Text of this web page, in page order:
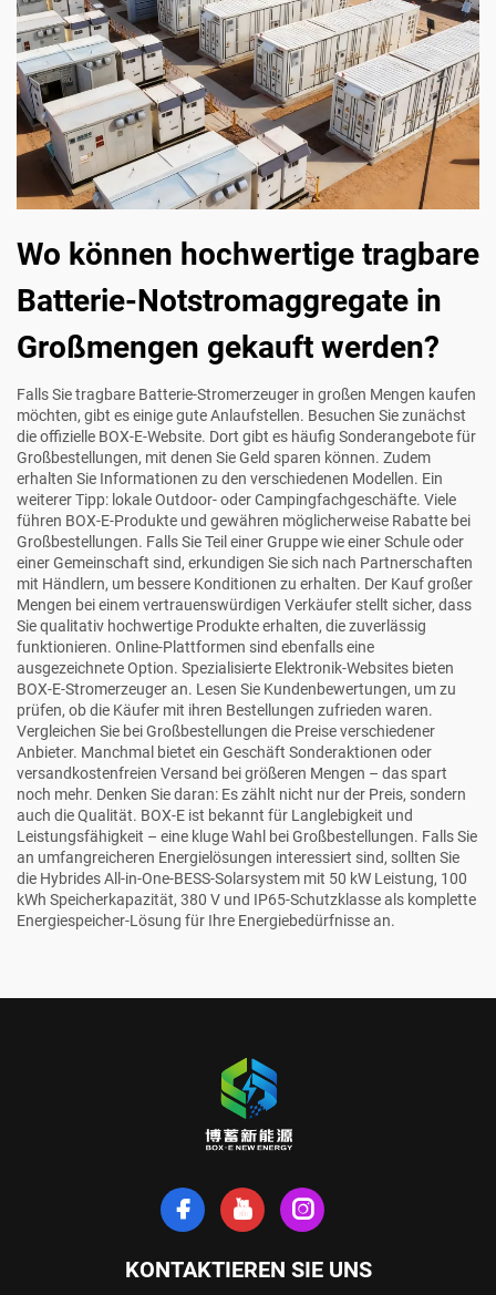
Wo können hochwertige tragbare
Batterie-Notstromaggregate in
Großmengen gekauft werden?
Falls Sie tragbare Batterie-Stromerzeuger in großen Mengen kaufen
möchten, gibt es einige gute Anlaufstellen. Besuchen Sie zunächst
die offizielle BOX-E-Website. Dort gibt es häufig Sonderangebote für
Großbestellungen, mit denen Sie Geld sparen können. Zudem
erhalten Sie Informationen zu den verschiedenen Modellen. Ein
weiterer Tipp: lokale Outdoor- oder Campingfachgeschäfte. Viele
führen BOX-E-Produkte und gewähren möglicherweise Rabatte bei
Großbestellungen. Falls Sie Teil einer Gruppe wie einer Schule oder
einer Gemeinschaft sind, erkundigen Sie sich nach Partnerschaften
mit Händlern, um bessere Konditionen zu erhalten. Der Kauf großer
Mengen bei einem vertrauenswürdigen Verkäufer stellt sicher, dass
Sie qualitativ hochwertige Produkte erhalten, die zuverlässig
funktionieren. Online-Plattformen sind ebenfalls eine
ausgezeichnete Option. Spezialisierte Elektronik-Websites bieten
BOX-E-Stromerzeuger an. Lesen Sie Kundenbewertungen, um zu
prüfen, ob die Käufer mit ihren Bestellungen zufrieden waren.
Vergleichen Sie bei Großbestellungen die Preise verschiedener
Anbieter. Manchmal bietet ein Geschäft Sonderaktionen oder
versandkostenfreien Versand bei größeren Mengen – das spart
noch mehr. Denken Sie daran: Es zählt nicht nur der Preis, sondern
auch die Qualität. BOX-E ist bekannt für Langlebigkeit und
Leistungsfähigkeit – eine kluge Wahl bei Großbestellungen. Falls Sie
an umfangreicheren Energielösungen interessiert sind, sollten Sie
die Hybrides All-in-One-BESS-Solarsystem mit 50 kW Leistung, 100
kWh Speicherkapazität, 380 V und IP65-Schutzklasse als komplette
Energiespeicher-Lösung für Ihre Energiebedürfnisse an.
KONTAKTIEREN SIE UNS